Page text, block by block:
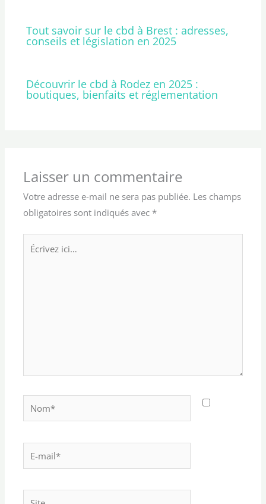
Tout savoir sur le cbd à Brest : adresses,
conseils et législation en 2025
Découvrir le cbd à Rodez en 2025 :
boutiques, bienfaits et réglementation
Laisser un commentaire
Votre adresse e-mail ne sera pas publiée. Les champs
obligatoires sont indiqués avec *
Nom*
mail*
Site